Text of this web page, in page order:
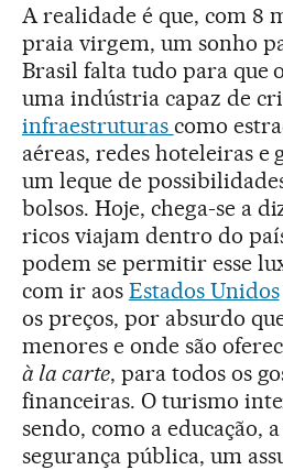
A realidade é que, com 8
praia virgem, um sonho
Brasil falta tudo para que
uma indústria capaz de
infraestruturas como
aéreas, redes hoteleiras e
um leque de
bolsos. Hoje, chega-se a
ricos viajam dentro do
podem se permitir esse
com ir aos Estados Unidos
os preços, por absurdo
menores e onde são
à la carte, para todos os
financeiras. O turismo
sendo, como a educação,
segurança pública, um